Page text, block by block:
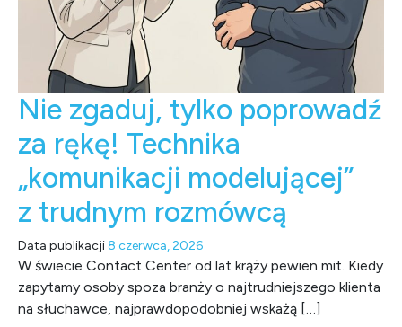
Nie zgaduj, tylko poprowadź
za rękę! Technika
„komunikacji modelującej”
z trudnym rozmówcą
Data publikacji8 czerwca, 2026
W świecie Contact Center od lat krąży pewien mit. Kiedy
zapytamy osoby spoza branży o najtrudniejszego klienta
na słuchawce, najprawdopodobniej wskażą […]